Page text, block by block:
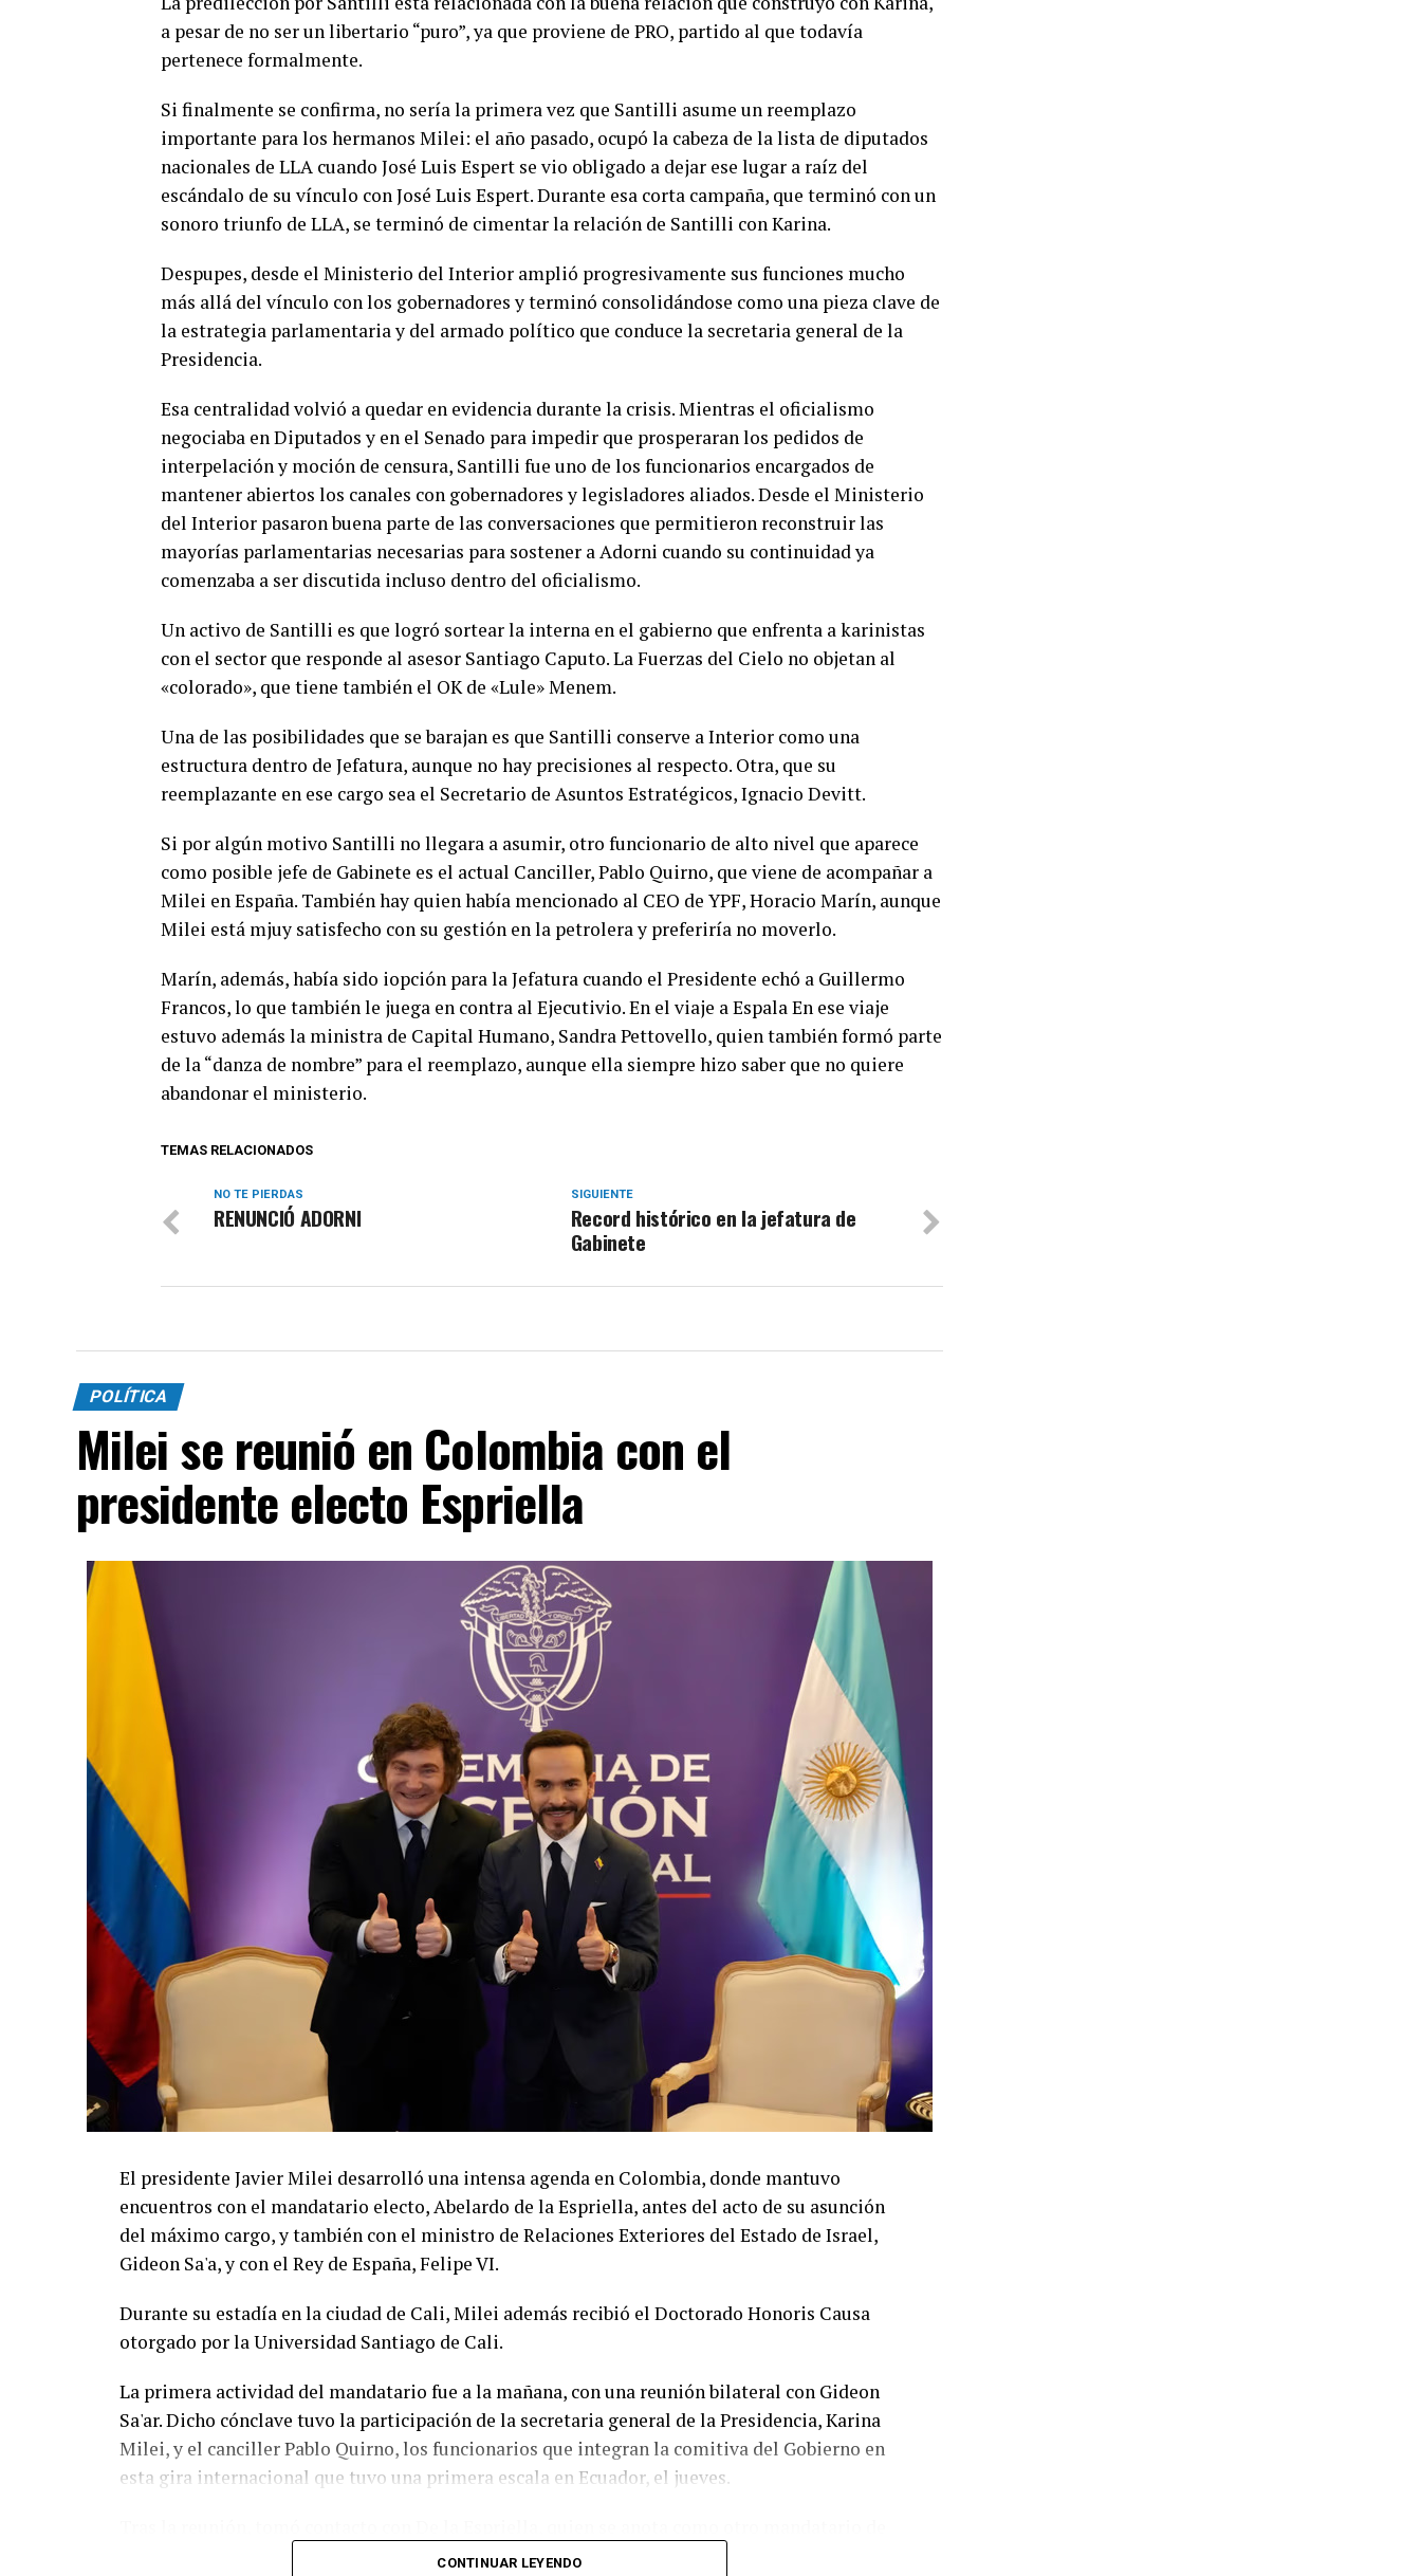
a pesar de no ser un libertario “puro”, ya que proviene de PRO, partido al que todavía
pertenece formalmente.
Si finalmente se confirma, no sería la primera vez que Santilli asume un reemplazo
importante para los hermanos Milei: el año pasado, ocupó la cabeza de la lista de diputados
nacionales de LLA cuando José Luis Espert se vio obligado a dejar ese lugar a raíz del
escándalo de su vínculo con José Luis Espert. Durante esa corta campaña, que terminó con un
sonoro triunfo de LLA, se terminó de cimentar la relación de Santilli con Karina.
Despupes, desde el Ministerio del Interior amplió progresivamente sus funciones mucho
más allá del vínculo con los gobernadores y terminó consolidándose como una pieza clave de
la estrategia parlamentaria y del armado político que conduce la secretaria general de la
Presidencia.
Esa centralidad volvió a quedar en evidencia durante la crisis. Mientras el oficialismo
negociaba en Diputados y en el Senado para impedir que prosperaran los pedidos de
interpelación y moción de censura, Santilli fue uno de los funcionarios encargados de
mantener abiertos los canales con gobernadores y legisladores aliados. Desde el Ministerio
del Interior pasaron buena parte de las conversaciones que permitieron reconstruir las
mayorías parlamentarias necesarias para sostener a Adorni cuando su continuidad ya
comenzaba a ser discutida incluso dentro del oficialismo.
Un activo de Santilli es que logró sortear la interna en el gabierno que enfrenta a karinistas
con el sector que responde al asesor Santiago Caputo. La Fuerzas del Cielo no objetan al
«colorado», que tiene también el OK de «Lule» Menem.
Una de las posibilidades que se barajan es que Santilli conserve a Interior como una
estructura dentro de Jefatura, aunque no hay precisiones al respecto. Otra, que su
reemplazante en ese cargo sea el Secretario de Asuntos Estratégicos, Ignacio Devitt.
Si por algún motivo Santilli no llegara a asumir, otro funcionario de alto nivel que aparece
como posible jefe de Gabinete es el actual Canciller, Pablo Quirno, que viene de acompañar a
Milei en España. También hay quien había mencionado al CEO de YPF, Horacio Marín, aunque
Milei está mjuy satisfecho con su gestión en la petrolera y preferiría no moverlo.
Marín, además, había sido iopción para la Jefatura cuando el Presidente echó a Guillermo
Francos, lo que también le juega en contra al Ejecutivio. En el viaje a Espala En ese viaje
estuvo además la ministra de Capital Humano, Sandra Pettovello, quien también formó parte
de la “danza de nombre” para el reemplazo, aunque ella siempre hizo saber que no quiere
abandonar el ministerio.
TEMAS RELACIONADOS
SIGUIENTE
Record histórico en la jefatura de
Gabinete
NO TE PIERDAS
RENUNCIÓ ADORNI
POLÍTICA
Milei se reunió en Colombia con el
presidente electo Espriella
El presidente Javier Milei desarrolló una intensa agenda en Colombia, donde mantuvo
encuentros con el mandatario electo, Abelardo de la Espriella, antes del acto de su asunción
del máximo cargo, y también con el ministro de Relaciones Exteriores del Estado de Israel,
Gideon Sa'a, y con el Rey de España, Felipe VI.
Durante su estadía en la ciudad de Cali, Milei además recibió el Doctorado Honoris Causa
otorgado por la Universidad Santiago de Cali.
La primera actividad del mandatario fue a la mañana, con una reunión bilateral con Gideon
Sa'ar. Dicho cónclave tuvo la participación de la secretaria general de la Presidencia, Karina
Milei, y el canciller Pablo Quirno, los funcionarios que integran la comitiva del Gobierno en
esta gira internacional que tuvo una primera escala en Ecuador, el jueves.
la región de la derecha y aliado al libertario. En un video que difundió Presidencia, se puede
CONTINUAR LEYENDO